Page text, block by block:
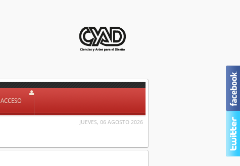
ACCESO
JUEVES, 06 AGOSTO 2026